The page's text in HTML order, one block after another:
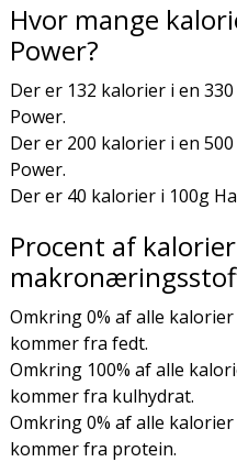
Hvor mange
Power?
Der er 132 kalorier i en
Power.
Der er 200 kalorier i en
Power.
Der er 40 kalorier i 100g
Procent af
Omkring 0% af alle
kommer fra fedt.
Omkring 100% af alle
kommer fra kulhydrat.
Omkring 0% af alle
kommer fra protein.